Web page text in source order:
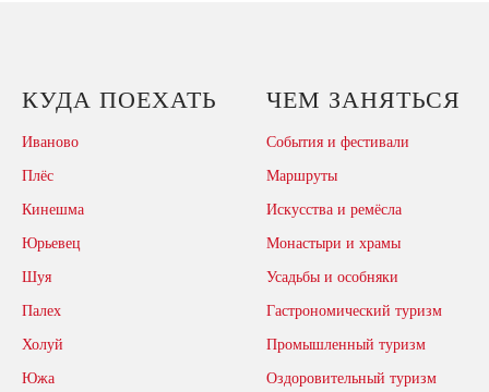
КУДА ПОЕХАТЬ
Иваново
Плёс
Кинешма
Юрьевец
Шуя
Палех
Холуй
Южа
ЧЕМ ЗАНЯТЬСЯ
События и фестивали
Маршруты
Искусства и ремёсла
Монастыри и храмы
Усадьбы и особняки
Гастрономический туризм
Промышленный туризм
Оздоровительный туризм